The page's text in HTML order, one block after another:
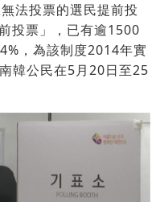
法投票的選民提前投
投票」，已有逾1500
，為該制度2014年實
韓公民在5月20日至25